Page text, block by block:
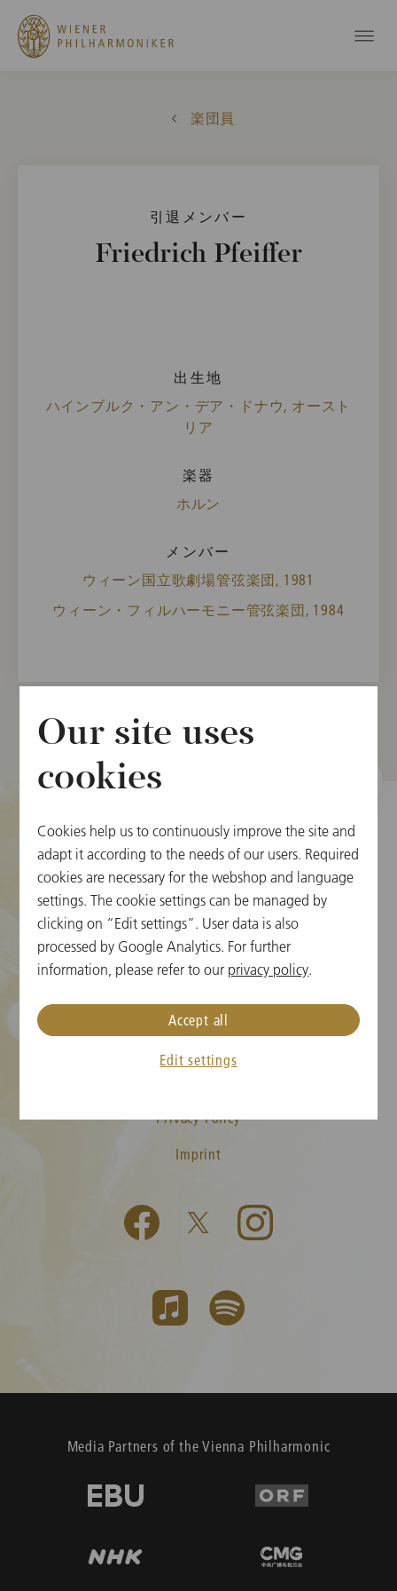
楽団員
引退メンバー
Friedrich Pfeiffer
出生地
ハインブルク・アン・デア・ドナウ, オースト
リア
楽器
ホルン
メンバー
ウィーン国立歌劇場管弦楽団, 1981
ウィーン・フィルハーモニー管弦楽団, 1984
クッキーの設定
チケット情報
ニューイヤーコンサート FAQ
メディア
プレス
Privacy Policy
Imprint
Media Partners of the Vienna Philharmonic
Our site uses
cookies
Cookies help us to continuously improve the site and
adapt it according to the needs of our users. Required
cookies are necessary for the webshop and language
settings. The cookie settings can be managed by
clicking on “Edit settings”. User data is also
processed by Google Analytics. For further
information, please refer to our privacy policy.
Edit settings
Accept all